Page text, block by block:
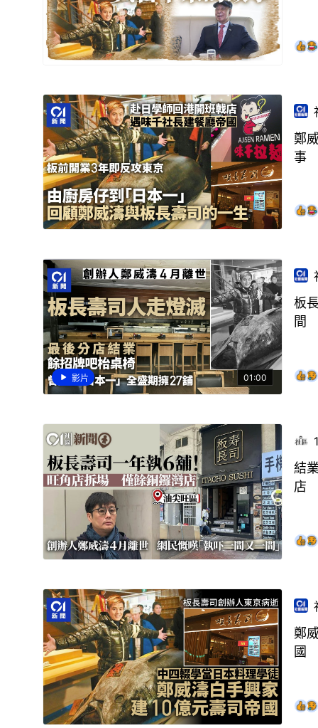
鄭
事
影片 01:00
板
間
結
店
鄭
國